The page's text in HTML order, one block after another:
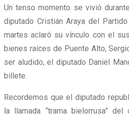
Un tenso momento se vivió
diputado Cristián Araya del
martes aclaró su vínculo con el
bienes raíces de Puente Alto,
ser aludido, el diputado Daniel
billete.
Recordemos que el diputado
la llamada “trama bielorrusa”